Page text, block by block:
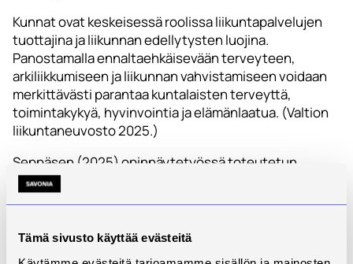
Tämä sivusto käyttää evästeitä
Kunnat ovat keskeisessä roolissa liikuntapalvelujen
tuottajina ja liikunnan edellytysten luojina.
Panostamalla ennaltaehkäisevään terveyteen,
arkiliikkumiseen ja liikunnan vahvistamiseen voidaan
merkittävästi parantaa kuntalaisten terveyttä,
toimintakykyä, hyvinvointia ja elämänlaatua. (Valtion
liikuntaneuvosto 2025.)
Seppäsen (2025) opinnäytetyössä toteutetun
kyselytutkimuksen ’’Iiläisten liikkumiskysely’’ avulla
kartoitettiin Iiläisten tämänhetkistä liikkumista sekä
kehittämiseen kysymällä heidän toiveitansa ja